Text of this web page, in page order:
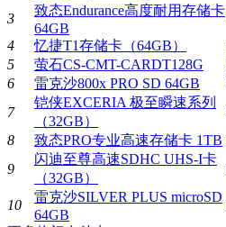
3
致态Endurance高度耐用存储卡
64GB
4
忆捷T1存储卡（64GB）
5
萤石CS-CMT-CARDT128G
6
雷克沙800x PRO SD 64GB
7
铠侠EXCERIA 极至瞬速系列
（32GB）
8
致态PRO专业高速存储卡 1TB
9
闪迪至尊高速SDHC UHS-I卡
（32GB）
10
雷克沙SILVER PLUS microSD
64GB